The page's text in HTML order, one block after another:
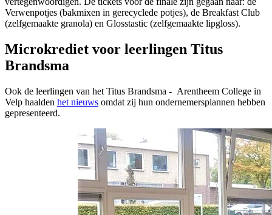
Verwenpotjes (bakmixen in gerecyclede potjes), de Breakfast Club
(zelfgemaakte granola) en Glosstastic (zelfgemaakte lipgloss).
Microkrediet voor leerlingen Titus
Brandsma
Ook de leerlingen van het Titus Brandsma - Arentheem College in
Velp haalden het nieuws omdat zij hun ondernemersplannen hebben
gepresenteerd.